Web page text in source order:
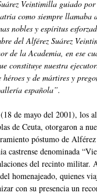
Veintimilla guiado
como siempre llamaba
nobles y espíritus
del Alférez Suárez
de la Academia, en ese
constituye nuestra
héroes y de mártires y
española”.
de mayo del 2001), los
de Ceuta, otorgaron a
póstumo de
castrense denominada
del recinto militar.
homenajeado, quienes
con su presencia un